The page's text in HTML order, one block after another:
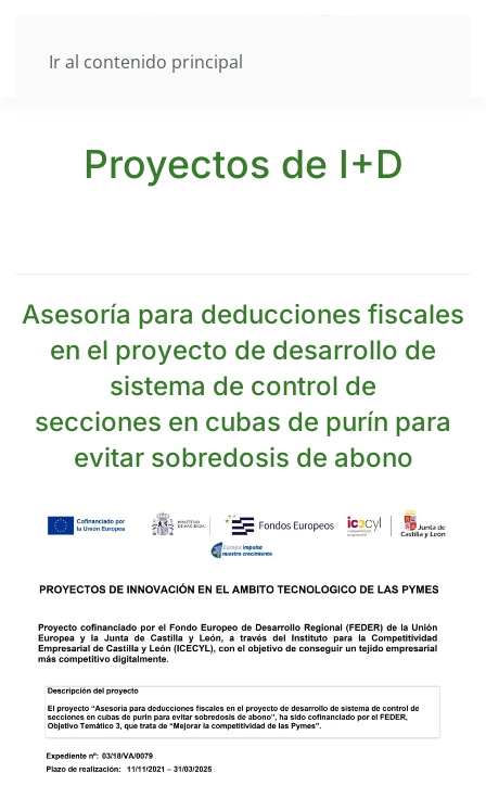
Ir al contenido principal
Proyectos de I+D
Asesoría para deducciones fiscales
en el proyecto de desarrollo de
sistema de control de
secciones en cubas de purín para
evitar sobredosis de abono